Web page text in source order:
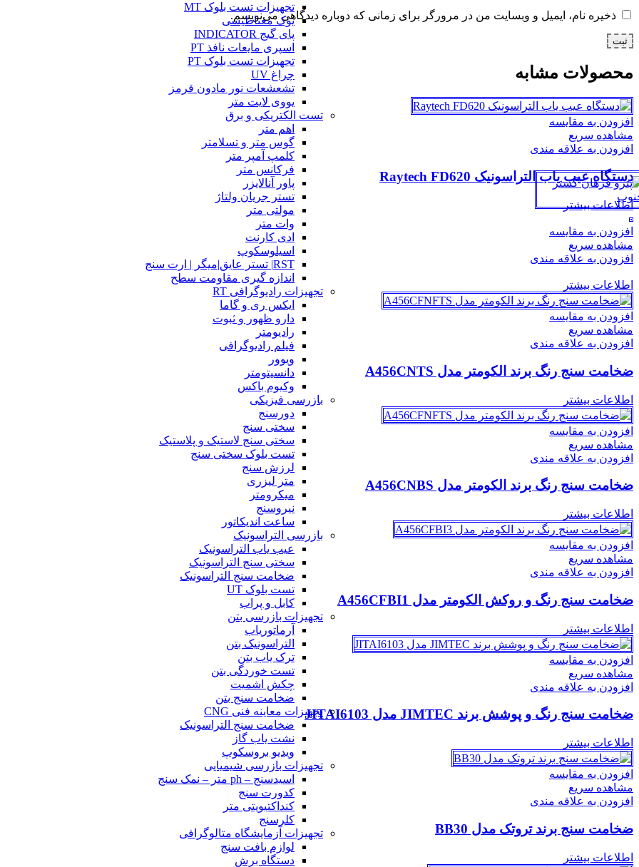
تجهیزات تست بلوک MT
یوک مغناطیسی
پای گیج INDICATOR
اسپری مایعات نافذ PT
تجهیزات تست بلوک PT
چراغ UV
تشعشعات نور مادون قرمز
یووی لایت متر
تست الکتریکی و برق
اهم متر
گوس متر و تسلامتر
کلمپ آمپر متر
فرکانس متر
پاور آنالایزر
تستر جریان ولتاژ
مولتی متر
وات متر
ادی کارنت
اسیلوسکوپ
RST| تستر عایق|میگر | ارت سنج
اندازه گیری مقاومت سطح
تجهیزات رادیوگرافی RT
ایکس ری و گاما
دارو ظهور و ثبوت
رادیومتر
فیلم رادیوگرافی
ویوور
دانسیتومتر
وکیوم باکس
بازرسی فیزیکی
دورسنج
سختی سنج
سختی سنج لاستیک و پلاستیک
تست بلوک سختی سنج
لرزش سنج
متر لیزری
میکرومتر
نیروسنج
ساعت اندیکاتور
بازرسی التراسونیک
عیب یاب التراسونیک
سختی سنج التراسونیک
ضخامت سنج التراسونیک
تست بلوک UT
کابل و پراب
تجهیزات بازرسی بتن
آرماتوریاب
التراسونیک بتن
ترک یاب بتن
تست خوردگی بتن
چکش اشمیت
ضخامت سنج بتن
تجهیزات معاینه فنی CNG
ضخامت سنج التراسونیک
نشت یاب گاز
ویدیو بروسکوپ
تجهیزات بازرسی شیمیایی
اسیدسنج – ph متر – نمک سنج
کدورت سنج
کنداکتیویتی متر
کلرسنج
تجهیزات آزمایشگاه متالوگرافی
لوازم بافت سنج
دستگاه برش
ذخیره نام، ایمیل و وبسایت من در مرورگر برای زمانی که دوباره دیدگاهی می‌نویسم.
محصولات مشابه
افزودن به مقایسه
مشاهده سریع
افزودن به علاقه مندی
دستگاه عیب یاب التراسونیک Raytech FD620
اطلاعات بیشتر
افزودن به مقایسه
مشاهده سریع
افزودن به علاقه مندی
اطلاعات بیشتر
افزودن به مقایسه
مشاهده سریع
افزودن به علاقه مندی
ضخامت سنج رنگ برند الکومتر مدل A456CNTS
اطلاعات بیشتر
افزودن به مقایسه
مشاهده سریع
افزودن به علاقه مندی
ضخامت سنج رنگ برند الکومتر مدل A456CNBS
اطلاعات بیشتر
افزودن به مقایسه
مشاهده سریع
افزودن به علاقه مندی
ضخامت سنج رنگ و روکش الکومتر مدل A456CFBI1
اطلاعات بیشتر
افزودن به مقایسه
مشاهده سریع
افزودن به علاقه مندی
ضخامت سنج رنگ و پوشش برند JIMTEC مدل JITAI6103
اطلاعات بیشتر
افزودن به مقایسه
مشاهده سریع
افزودن به علاقه مندی
ضخامت سنج برند تروتک مدل BB30
اطلاعات بیشتر